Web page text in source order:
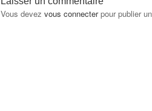
Vous devez vous connecterpour publier